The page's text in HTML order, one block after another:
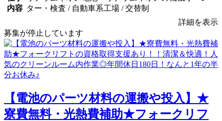
内容 ター・検査 / 自動車系工場 / 交替制
詳細を表示
募集が停止しています
【電池のパーツ材料の運搬や投入】★
寮費無料・光熱費補助★フォークリフ